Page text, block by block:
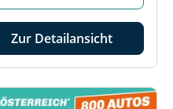
Zur Detailansicht